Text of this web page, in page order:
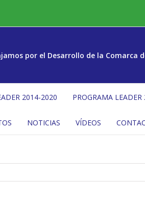
por el Desarrollo de la Comarca
2014-2020 PROGRAMA
NOTICIAS VÍDEOS